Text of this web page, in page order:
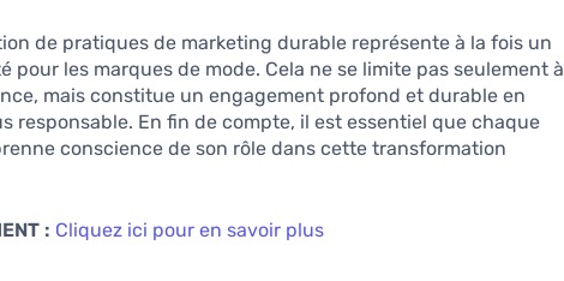
de pratiques de marketing durable représente à la fois un
pour les marques de mode. Cela ne se limite pas seulement à
mais constitue un engagement profond et durable en
responsable. En fin de compte, il est essentiel que chaque
conscience de son rôle dans cette transformation
: Cliquez ici pour en savoir plus